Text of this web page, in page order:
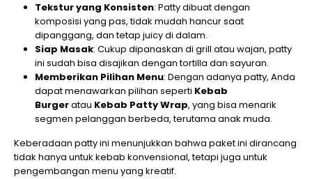
Tekstur yang Konsisten: Patty dibuat dengan
komposisi yang pas, tidak mudah hancur saat
dipanggang, dan tetap juicy di dalam.
Siap Masak: Cukup dipanaskan di grill atau wajan, patty
ini sudah bisa disajikan dengan tortilla dan sayuran.
Memberikan Pilihan Menu: Dengan adanya patty, Anda
dapat menawarkan pilihan seperti Kebab
Burgeratau Kebab Patty Wrap, yang bisa menarik
segmen pelanggan berbeda, terutama anak muda.
Keberadaan patty ini menunjukkan bahwa paket ini dirancang
tidak hanya untuk kebab konvensional, tetapi juga untuk
pengembangan menu yang kreatif.